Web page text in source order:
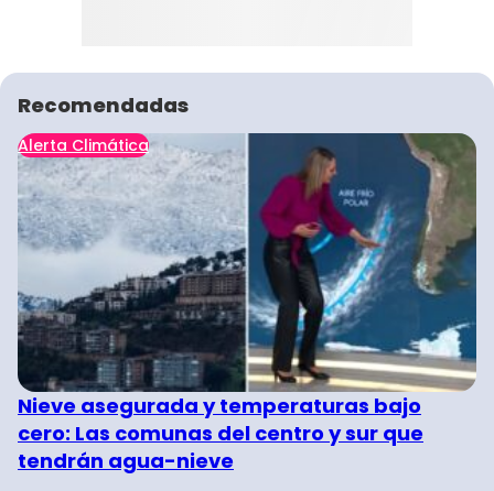
Recomendadas
Alerta Climática
Nieve asegurada y temperaturas bajo
cero: Las comunas del centro y sur que
tendrán agua-nieve